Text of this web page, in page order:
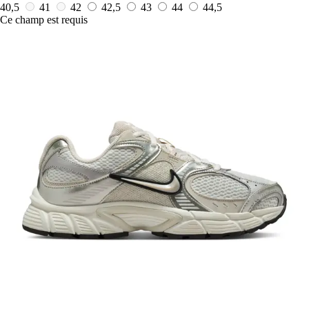
40,5
41 42 42,5 43 44
44,5
Ce champ est requis